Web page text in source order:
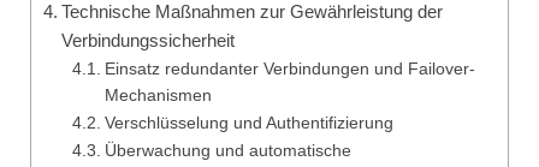
Technische Maßnahmen zur Gewährleistung der
Verbindungssicherheit
Einsatz redundanter Verbindungen und Failover-
Mechanismen
Verschlüsselung und Authentifizierung
Überwachung und automatische